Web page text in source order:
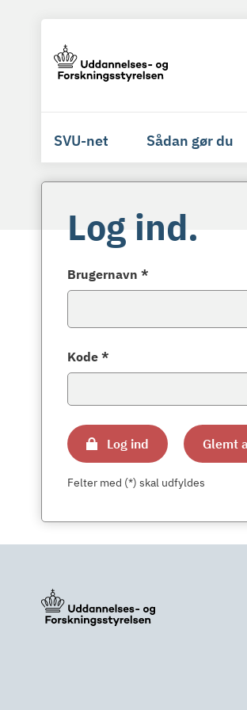
SVU-net Sådan gør du
Log ind.
Brugernavn *
Kode *
Log ind Glemt
Felter med (*) skal udfyldes